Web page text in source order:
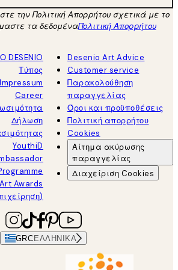
την Πολιτική Απορρήτου σχετικά με το
τα δεδομέναΠολιτική Απορρήτου
DESENIO
Τύπος
Impressum
Career
Δήλωση
YouthiD
Art Awards
Desenio Art Advice
Customer service
Παρακολούθηση
παραγγελίας
Όροι και προϋποθέσεις
Πολιτική απορρήτου
Cookies
Αίτημα ακύρωσης
παραγγελίας
Διαχείριση Cookies
GRC ΕΛΛΗΝΙΚΆ